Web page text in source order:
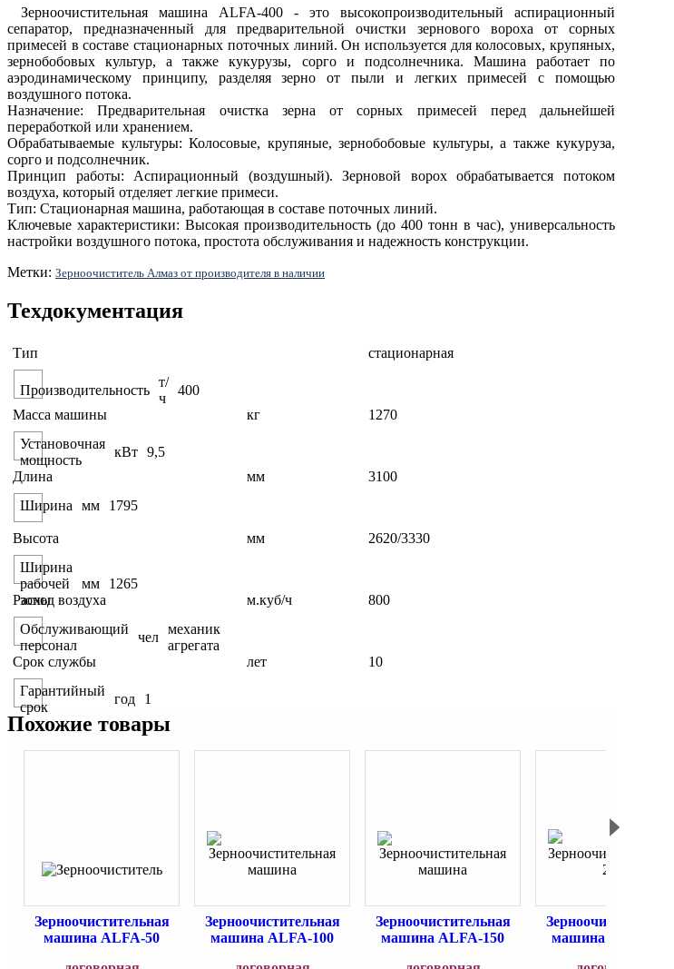
Зерноочистительная машина ALFA-400 - это высокопроизводительный аспирационный
сепаратор, предназначенный для предварительной очистки зернового вороха от сорных
примесей в составе стационарных поточных линий. Он используется для колосовых, крупяных,
зернобобовых культур, а также кукурузы, сорго и подсолнечника. Машина работает по
аэродинамическому принципу, разделяя зерно от пыли и легких примесей с помощью
воздушного потока.
Назначение: Предварительная очистка зерна от сорных примесей перед дальнейшей
переработкой или хранением.
Обрабатываемые культуры: Колосовые, крупяные, зернобобовые культуры, а также кукуруза,
сорго и подсолнечник.
Принцип работы: Аспирационный (воздушный). Зерновой ворох обрабатывается потоком
воздуха, который отделяет легкие примеси.
Тип: Стационарная машина, работающая в составе поточных линий.
Ключевые характеристики: Высокая производительность (до 400 тонн в час), универсальность
настройки воздушного потока, простота обслуживания и надежность конструкции.
Метки: Зерноочиститель Алмаз от производителя в наличии
Техдокументация
Тип стационарная
Производительность
т/
ч
400
Масса машины
кг
1270
Установочная
мощность
кВт 9,5
Длина
мм
3100
Ширина
мм 1795
Высота мм
2620/3330
Ширина
рабочей
зоны
мм
1265
Расход воздуха
м.куб/ч
800
Обслуживающий
персонал
чел
механик
агрегата
Срок службы
лет
10
Гарантийный
срок
год 1
Похожие товары
Зерноочистительная
машина ALFA-50
Зерноочистительная
машина ALFA-100
Зерноочистительная
машина ALFA-150
Зерноочистительная
машина ALFA-200